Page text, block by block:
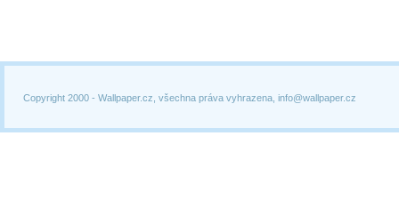
Copyright 2000 - Wallpaper.cz, všechna práva vyhrazena, info@wallpaper.cz